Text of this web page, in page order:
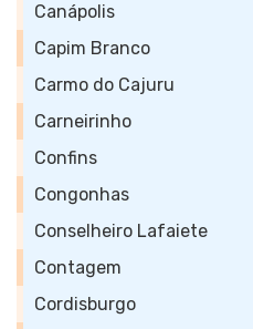
Canápolis
Capim Branco
Carmo do Cajuru
Carneirinho
Confins
Congonhas
Conselheiro Lafaiete
Contagem
Cordisburgo